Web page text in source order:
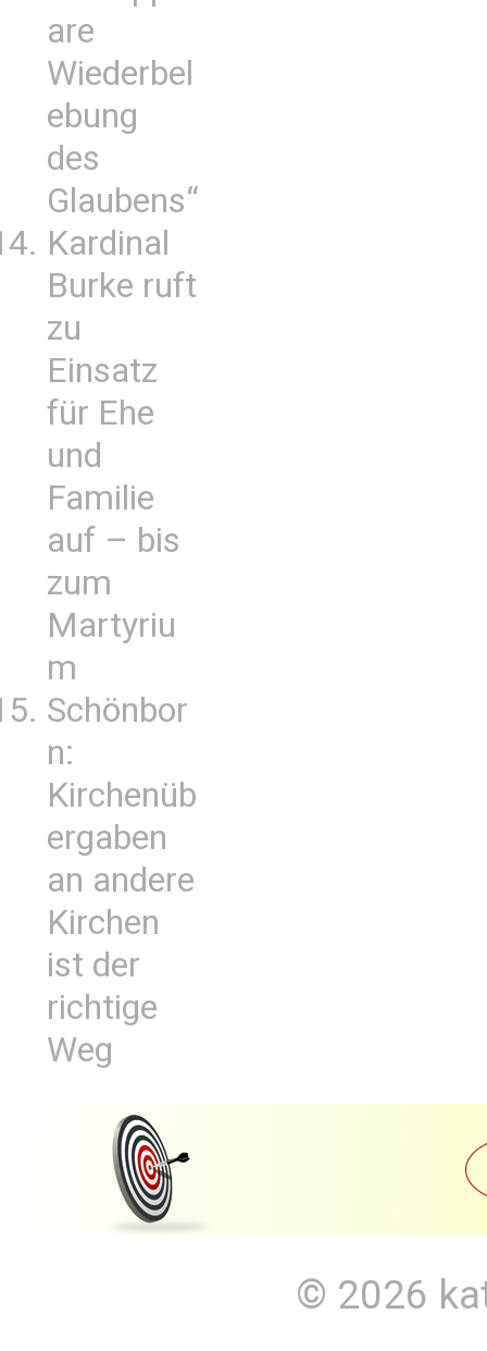
are
Wiederbel
ebung
des
Glaubens“
Kardinal
Burke ruft
zu
Einsatz
für Ehe
und
Familie
auf – bis
zum
Martyriu
m
Schönbor
n:
Kirchenüb
ergaben
an andere
Kirchen
ist der
richtige
Weg
© 2026